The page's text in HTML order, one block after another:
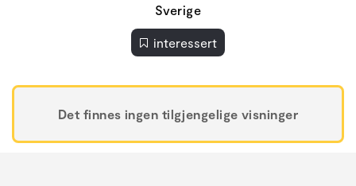
Sverige
interessert
Det finnes ingen tilgjengelige visninger